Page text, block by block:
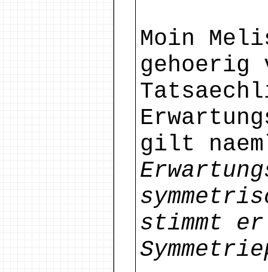
Moin
gehoerig
gilt
stimmt